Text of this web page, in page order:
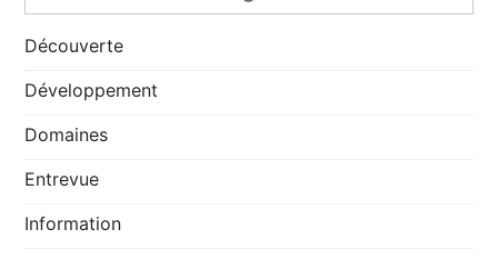
Découverte
Développement
Domaines
Entrevue
Information